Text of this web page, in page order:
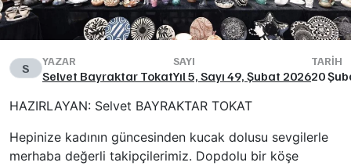
S YAZAR
Selvet Bayraktar Tokat
SAYI
Yıl 5, Sayı 49, Şubat 2026
TARIH
20
HAZIRLAYAN: Selvet BAYRAKTAR TOKAT
Hepinize kadının güncesinden kucak dolusu sevgilerle
merhaba değerli takipçilerimiz. Dopdolu bir köşe